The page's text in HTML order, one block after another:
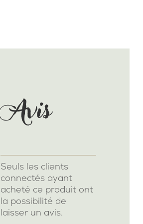
Avis
Seuls les clients
connectés ayant
acheté ce produit ont
la possibilité de
laisser un avis.